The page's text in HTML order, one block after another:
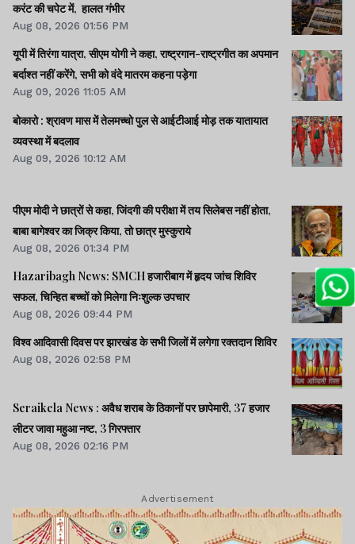
करंट की चपेट में, हालत गंभीर
Aug 08, 2026 01:56 PM
यूपी में तिरंगा यात्रा, सीएम योगी ने कहा, राष्ट्रगान-राष्ट्रगीत का अपमान
बर्दाश्त नहीं करेंगे, सभी को वंदे मातरम कहना पड़ेगा
Aug 09, 2026 11:05 AM
बोकारो : श्रावण मास में तेलमच्चो पुल से आईटीआई मोड़ तक यातायात
व्यवस्था में बदलाव
Aug 09, 2026 10:12 AM
पीएम मोदी ने छात्रों से कहा, जिंदगी की परीक्षा में तय सिलेबस नहीं होता,
बाबा बागेश्वर का जिक्र किया, तो छात्र मुस्कुराये
Aug 08, 2026 01:34 PM
Hazaribagh News: SMCH हजारीबाग में हृदय जांच शिविर
सफल, चिन्हित बच्चों को मिलेगा निःशुल्क उपचार
Aug 08, 2026 09:44 PM
विश्व आदिवासी दिवस पर झारखंड के सभी जिलों में लगेगा रक्तदान शिविर
Aug 08, 2026 02:58 PM
Seraikela News : अवैध शराब के ठिकानों पर छापेमारी, 37 हजार
लीटर जावा महुआ नष्ट, 3 गिरफ्तार
Aug 08, 2026 02:16 PM
Advertisement